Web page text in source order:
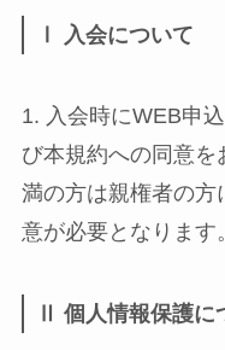
Ⅰ 入会について
1. 入会時にWEB申
び本規約への同意
満の方は親権者の方
意が必要となります。
Ⅱ 個人情報保護に